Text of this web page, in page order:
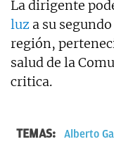
La dirigente
luz a su
región,
salud de la
critica.
TEMAS: Alberto